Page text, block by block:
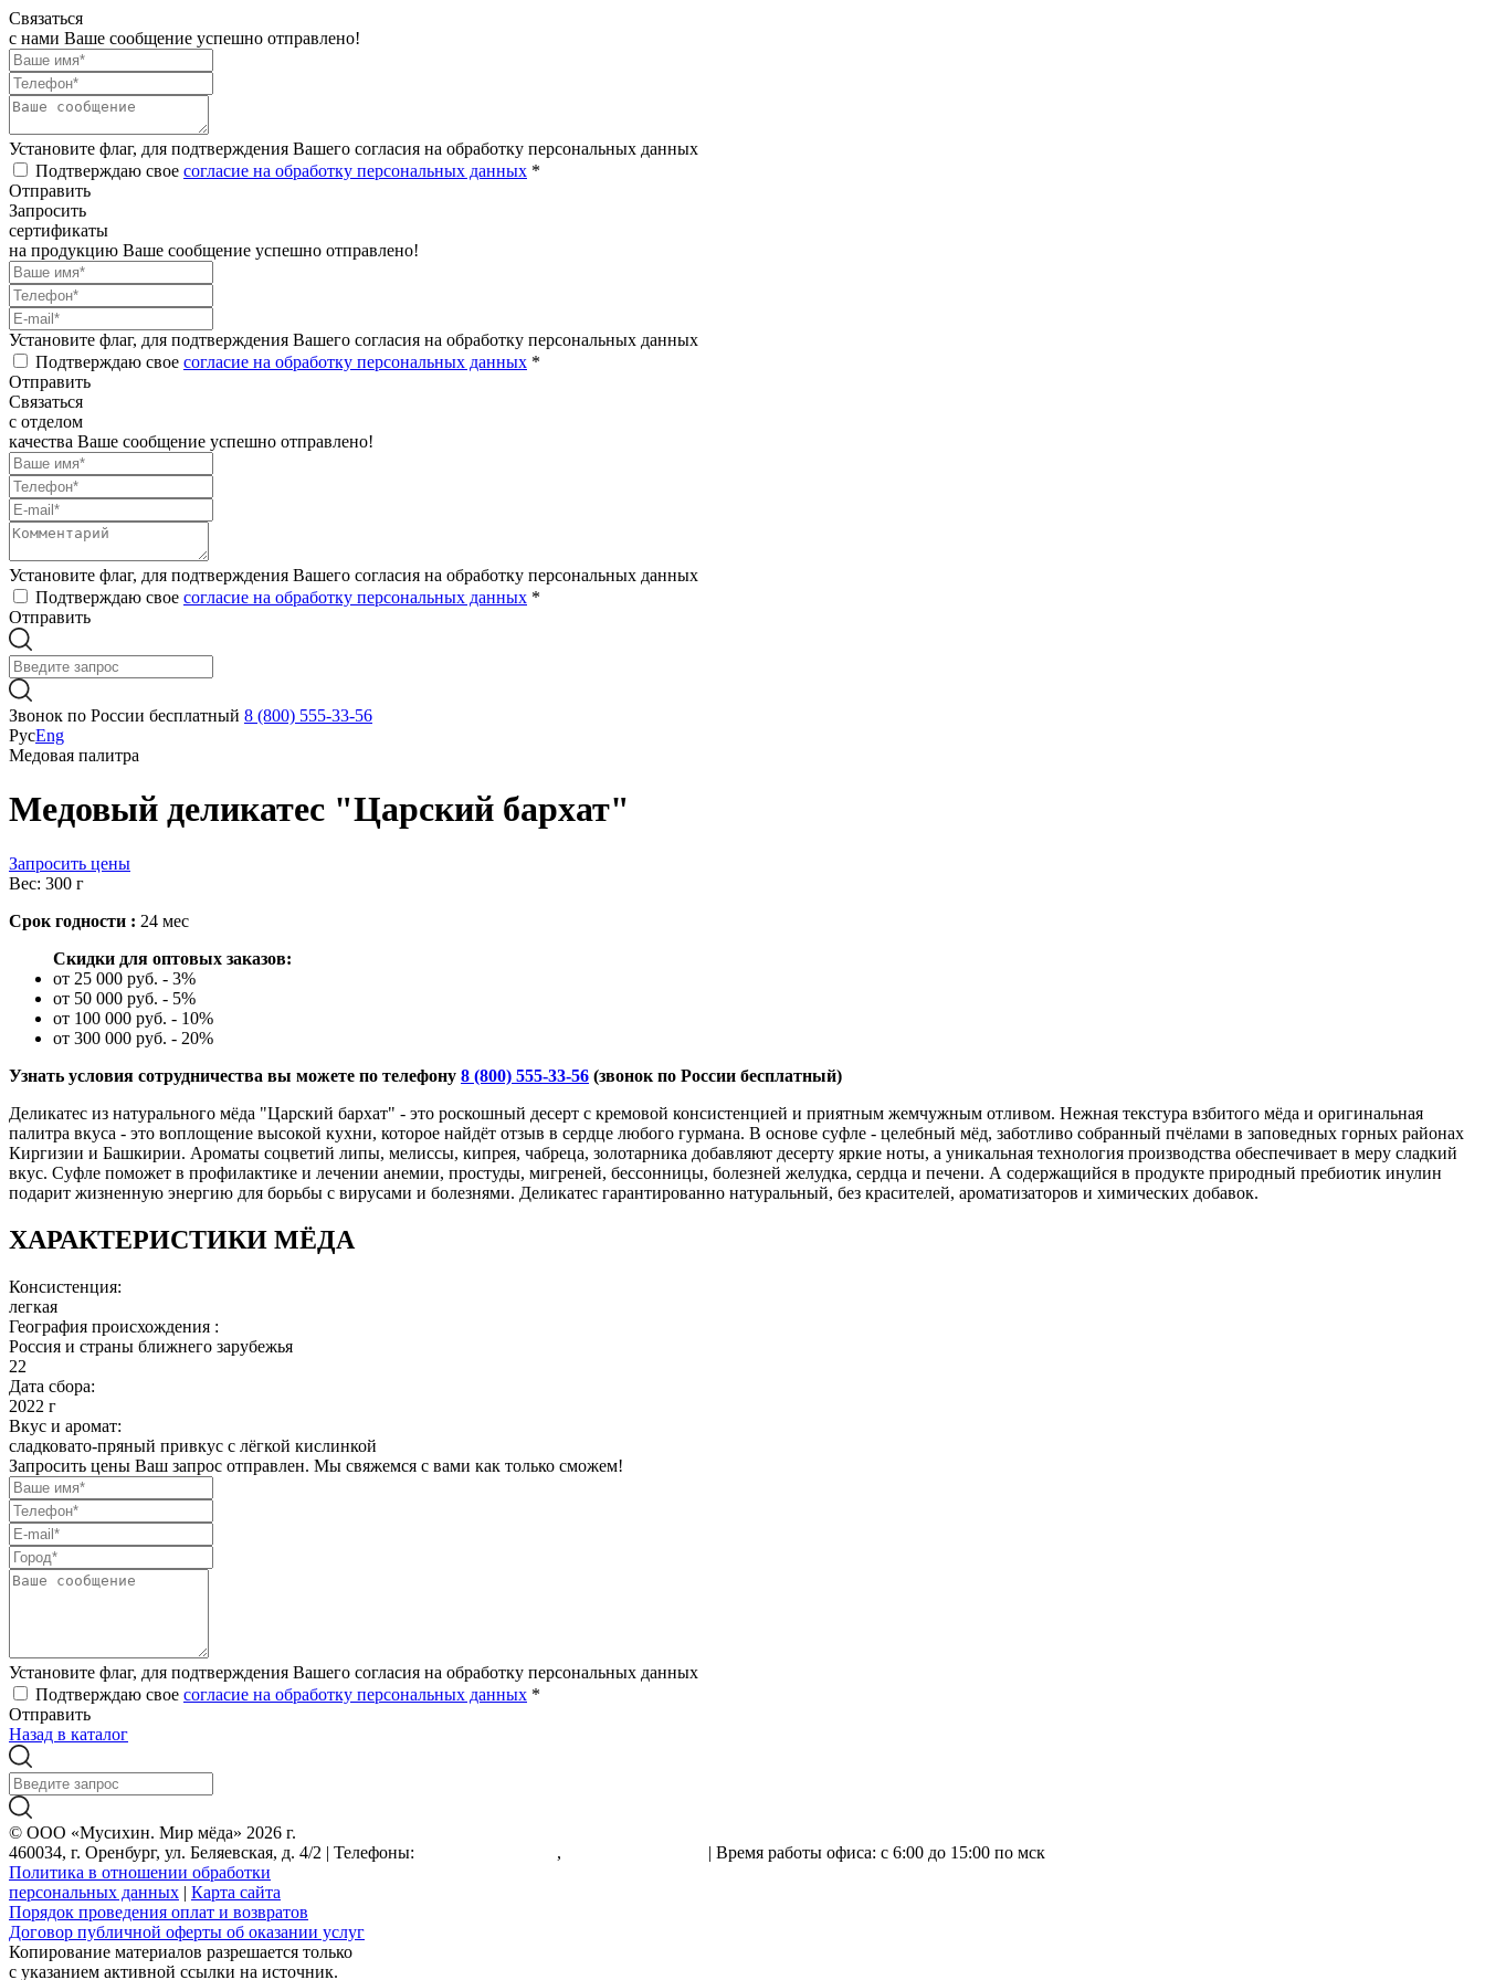
Связаться
с нами Ваше сообщение успешно отправлено!
Установите флаг, для подтверждения Вашего согласия на обработку персональных данных
Подтверждаю свое согласие на обработку персональных данных *
Отправить
Запросить
сертификаты
на продукцию Ваше сообщение успешно отправлено!
Установите флаг, для подтверждения Вашего согласия на обработку персональных данных
Подтверждаю свое согласие на обработку персональных данных *
Отправить
Связаться
с отделом
качества Ваше сообщение успешно отправлено!
Установите флаг, для подтверждения Вашего согласия на обработку персональных данных
Подтверждаю свое согласие на обработку персональных данных *
Отправить
Звонок по России бесплатный 8 (800) 555-33-56
РусEng
Медовая палитра
Медовый деликатес "Царский бархат"
Запросить цены
Вес: 300 г
Срок годности : 24 мес
Скидки для оптовых заказов:
от 25 000 руб. - 3%
от 50 000 руб. - 5%
от 100 000 руб. - 10%
от 300 000 руб. - 20%
Узнать условия сотрудничества вы можете по телефону 8 (800) 555-33-56 (звонок по России бесплатный)
Деликатес из натурального мёда "Царский бархат" - это роскошный десерт с кремовой консистенцией и приятным жемчужным отливом. Нежная текстура взбитого мёда и оригинальная
палитра вкуса - это воплощение высокой кухни, которое найдёт отзыв в сердце любого гурмана. В основе суфле - целебный мёд, заботливо собранный пчёлами в заповедных горных районах
Киргизии и Башкирии. Ароматы соцветий липы, мелиссы, кипрея, чабреца, золотарника добавляют десерту яркие ноты, а уникальная технология производства обеспечивает в меру сладкий
вкус. Суфле поможет в профилактике и лечении анемии, простуды, мигреней, бессонницы, болезней желудка, сердца и печени. А содержащийся в продукте природный пребиотик инулин
подарит жизненную энергию для борьбы с вирусами и болезнями. Деликатес гарантированно натуральный, без красителей, ароматизаторов и химических добавок.
ХАРАКТЕРИСТИКИ МЁДА
Консистенция:
легкая
География происхождения :
Россия и страны ближнего зарубежья
22
Дата сбора:
2022 г
Вкус и аромат:
сладковато-пряный привкус с лёгкой кислинкой
Запросить цены Ваш запрос отправлен. Мы свяжемся с вами как только сможем!
Установите флаг, для подтверждения Вашего согласия на обработку персональных данных
Подтверждаю свое согласие на обработку персональных данных *
Отправить
Назад в каталог
© ООО «Мусихин. Мир мёда» 2026 г.
460034, г. Оренбург, ул. Беляевская, д. 4/2 | Телефоны:
,
| Время работы офиса: с 6:00 до 15:00 по мск
Политика в отношении обработки
персональных данных | Карта сайта
Порядок проведения оплат и возвратов
Договор публичной оферты об оказании услуг
Копирование материалов разрешается только
с указанием активной ссылки на источник.